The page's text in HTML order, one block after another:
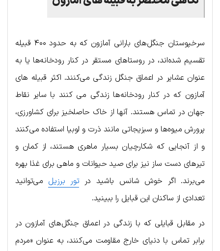
سرخپوستان جنگل‌های بارانی آمازون که به حدود ۴۰۰ قبیله
تقسیم شده‌اند، در روستاهای مستقر در کنار رودخانه‌ها یا به
عنوان عشایر در اعماق جنگل زندگی می‌کنند. اکثر قبیله های
آمازون که در کنار رودخانه‌ها زندگی می کنند با سایر نقاط
جهان در تماس هستند. آنها از خاک حاصلخیز برای کشاورزی،
پرورش میوه‌ها و سبزیجاتی مانند ذرت و لوبیا استفاده می‌کنند
و از آنجایی که شکارچیان بسیار ماهری هستند، از کمان و
تیرهای دست ساز نیز برای صید حیوانات و ماهی برای غذا بهره
می‌برند. اگر خوش شانس باشید در تور برزیل می‌توانید
تعدادی از ساکنان این قبایل را ببینید.
در مقابل قبایلی که با زندگی در اعماق جنگل‌های آمازون در
برابر تماس با دنیای خارج مقاومت می‌کنند، به عنوان «مردم